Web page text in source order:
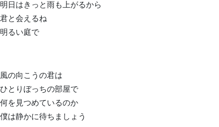
明日はきっと雨も上がるから
君と会えるね
明るい庭で
風の向こうの君は
ひとりぼっちの部屋で
何を見つめているのか
僕は静かに待ちましょう